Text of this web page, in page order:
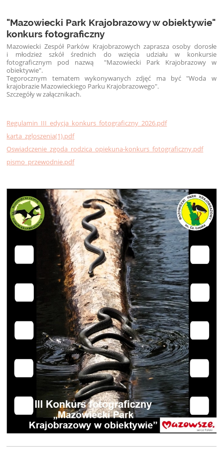
"Mazowiecki Park Krajobrazowy w obiektywie"
konkurs fotograficzny
Mazowiecki Zespół Parków Krajobrazowych zaprasza osoby dorosłe
i młodzież szkół średnich do wzięcia udziału w konkursie
fotograficznym pod nazwą "Mazowiecki Park Krajobrazowy w
obiektywie".
Tegorocznym tematem wykonywanych zdjęć ma być "Woda w
krajobrazie Mazowieckiego Parku Krajobrazowego".
Szczegóły w załącznikach.
Regulamin_III_edycja_konkurs_fotograficzny_2026.pdf
karta_zgloszenia(1).pdf
Oswiadczenie_zgoda_rodzica_opiekuna-konkurs_fotograficzny.pdf
pismo_przewodnie.pdf